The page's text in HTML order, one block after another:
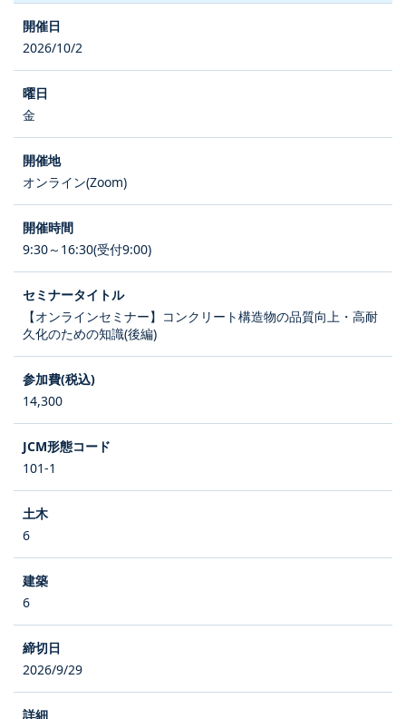
2026/10/2
金
オンライン(Zoom)
9:30～16:30(受付9:00)
【オンラインセミナー】コンクリート構造物の品質向上・高耐
久化のための知識(後編)
14,300
101-1
6
6
2026/9/29